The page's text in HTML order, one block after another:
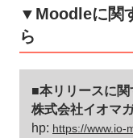
▼Moodleに関
ら
■本リリースに
株式会社イオマ
hp: https://www.io-